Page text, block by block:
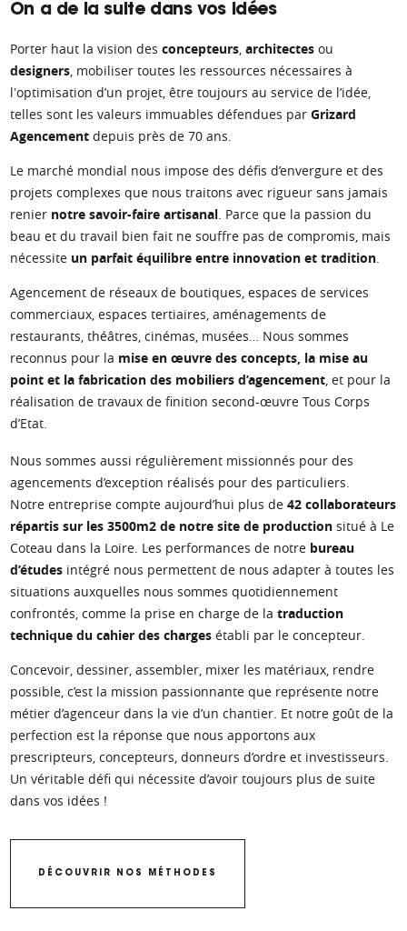
On a de la suite dans vos idées
Porter haut la vision des concepteurs, architectesou
designers, mobiliser toutes les ressources nécessaires à
lʼoptimisation d’un projet, être toujours au service de l’idée,
telles sont les valeurs immuables défendues par Grizard
Agencementdepuis près de 70 ans.
Le marché mondial nous impose des défis d’envergure et des
projets complexes que nous traitons avec rigueur sans jamais
renier notre savoir-faire artisanal. Parce que la passion du
beau et du travail bien fait ne souffre pas de compromis, mais
nécessite un parfait équilibre entre innovation et tradition.
Agencement de réseaux de boutiques, espaces de services
commerciaux, espaces tertiaires, aménagements de
restaurants, théâtres, cinémas, musées… Nous sommes
reconnus pour la mise en œuvre des concepts, la mise au
point et la fabrication des mobiliers d’agencement, et pour la
réalisation de travaux de finition second-œuvre Tous Corps
d’Etat.
Nous sommes aussi régulièrement missionnés pour des
agencements d’exception réalisés pour des particuliers.
Notre entreprise compte aujourd’hui plus de 42 collaborateurs
répartis sur les 3500m2 de notre site de productionsitué à Le
Coteau dans la Loire. Les performances de notre bureau
d’étudesintégré nous permettent de nous adapter à toutes les
situations auxquelles nous sommes quotidiennement
confrontés, comme la prise en charge de la traduction
technique du cahier des chargesétabli par le concepteur.
Concevoir, dessiner, assembler, mixer les matériaux, rendre
possible, c’est la mission passionnante que représente notre
métier d’agenceur dans la vie d’un chantier. Et notre goût de la
perfection est la réponse que nous apportons aux
prescripteurs, concepteurs, donneurs d’ordre et investisseurs.
Un véritable défi qui nécessite d’avoir toujours plus de suite
dans vos idées !
DÉCOUVRIR NOS MÉTHODES